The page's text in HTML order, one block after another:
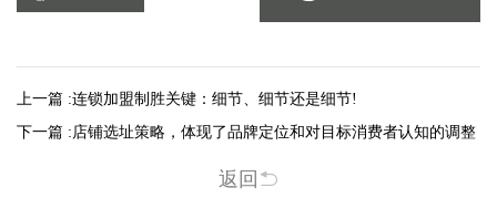
上一篇 :连锁加盟制胜关键：细节、细节还是细节!
下一篇 :店铺选址策略，体现了品牌定位和对目标消费者认知的调整
返回